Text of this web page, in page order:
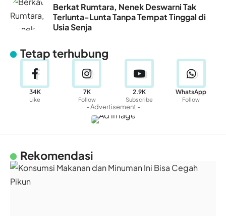
Berkat Rumtara, Nenek Deswarni Tak
Terlunta-Lunta Tanpa Tempat Tinggal di
Usia Senja
Tetap terhubung
34K
Like
7K
Follow
2.9K
Subscribe
WhatsApp
Follow
- Advertisement -
Rekomendasi